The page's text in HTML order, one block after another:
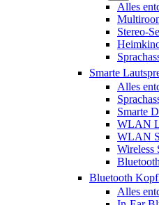
Alles
Stereo-
Smarte
Alles
Smarte
WLAN
WLAN
Wireless
Bluetooth
Alles